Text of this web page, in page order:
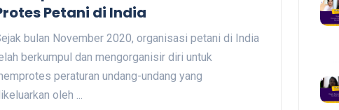
Petani di India
bulan November 2020, organisasi petani di India
berkumpul dan mengorganisir diri untuk
peraturan undang-undang yang
oleh ...